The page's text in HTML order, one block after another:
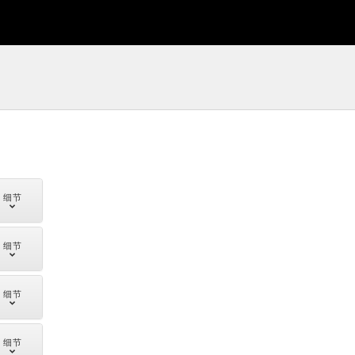
细节
细节
细节
细节